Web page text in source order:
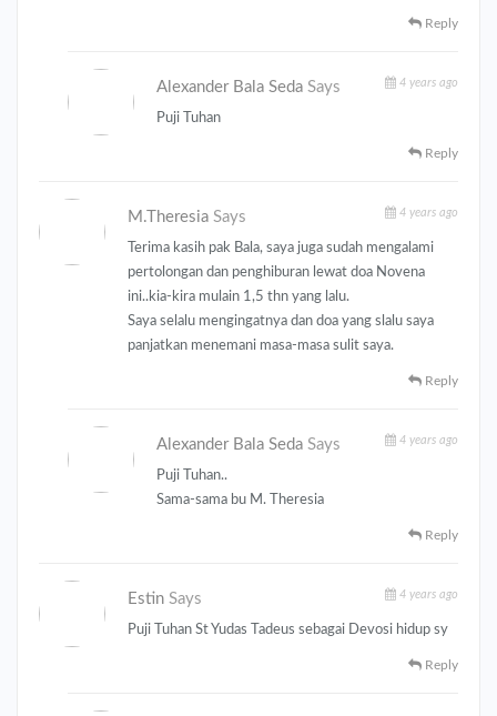
Reply
Alexander Bala SedaSays 4 years ago
Puji Tuhan
Reply
M.Theresia Says 4 years ago
Terima kasih pak Bala, saya juga sudah mengalami
pertolongan dan penghiburan lewat doa Novena
ini..kia-kira mulain 1,5 thn yang lalu.
Saya selalu mengingatnya dan doa yang slalu saya
panjatkan menemani masa-masa sulit saya.
Reply
Alexander Bala SedaSays 4 years ago
Puji Tuhan..
Sama-sama bu M. Theresia
Reply
Estin Says 4 years ago
Puji Tuhan St Yudas Tadeus sebagai Devosi hidup sy
Reply